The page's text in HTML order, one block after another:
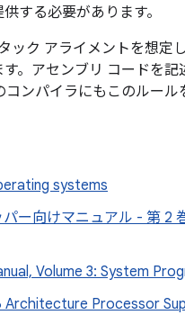
する必要があります。
ック アライメントを想定
。アセンブリ コードを
ンパイラにもこのルール
systems
ー向けマニュアル - 第 2
Volume 3: System
Architecture Processor